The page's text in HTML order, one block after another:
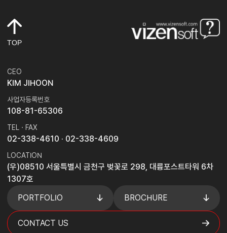
TOP
CEO
KIM JIHOON
사업자등록번호
108-81-65306
TEL · FAX
02-338-4610 · 02-338-4609
LOCATION
(우)08510 서울특별시 금천구 벚꽃로 298, 대륭포스트타워 6차
1307호
PORTFOLIO
BROCHURE
CONTACT US